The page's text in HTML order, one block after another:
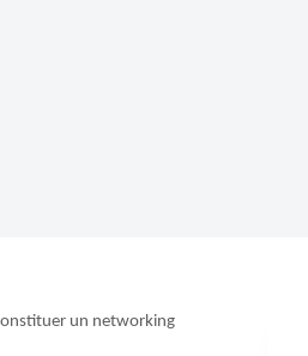
un networking